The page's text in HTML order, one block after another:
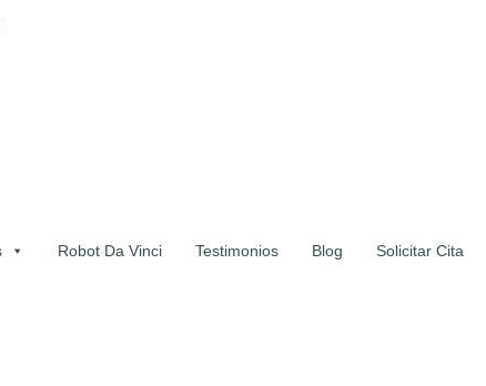
Robot Da Vinci Testimonios Blog Solicitar Cita